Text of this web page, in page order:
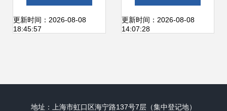
设备状态实时展现
更新时间：2026-08-08
18:45:57
定位 特点及功能详
更新时间：2026-08-08
14:07:28
地址：上海市虹口区海宁路137号7层（集中登记地）